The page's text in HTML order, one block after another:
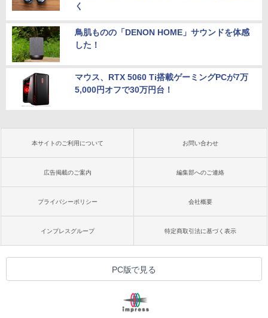
く
鳥肌ものの「DENON HOME」サウンドを体感
した！
マウス、RTX 5060 Ti搭載ゲーミングPCが7万
5,000円オフで30万円台！
本サイトのご利用について お問い合わせ
広告掲載のご案内 編集部へのご連絡
プライバシーポリシー 会社概要
インプレスグループ 特定商取引法に基づく表示
PC版で見る